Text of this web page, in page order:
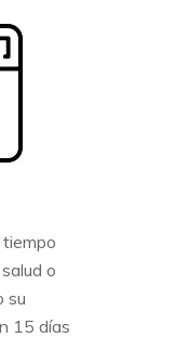
o
su
15 días